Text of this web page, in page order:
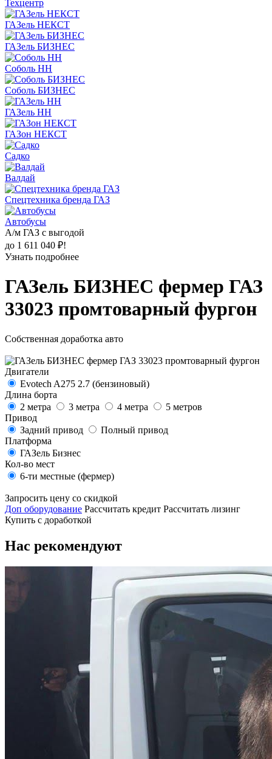
Техцентр
ГАЗель НЕКСТ
ГАЗель БИЗНЕС
Соболь НН
Соболь БИЗНЕС
ГАЗель НН
ГАЗон НЕКСТ
Садко
Валдай
Спецтехника бренда ГАЗ
Автобусы
А/м ГАЗ с выгодой
до 1 611 040 ₽!
Узнать подробнее
ГАЗель БИЗНЕС фермер ГАЗ
33023 промтоварный фургон
Собственная доработка авто
Двигатели
Evotech A275 2.7 (бензиновый)
Длина борта
2 метра
3 метра 4 метра
5 метров
Привод
Задний привод
Полный привод
Платформа
ГАЗель Бизнес
Кол-во мест
6-ти местные (фермер)
Запросить цену со скидкой
Доп оборудование Рассчитать кредит Рассчитать лизинг
Купить с доработкой
Нас рекомендуют